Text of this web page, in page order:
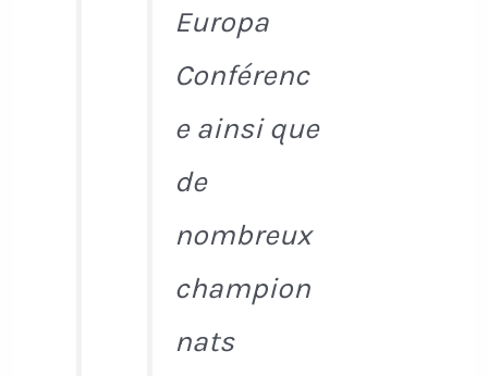
Europa
Conférenc
e ainsi que
de
nombreux
champion
nats